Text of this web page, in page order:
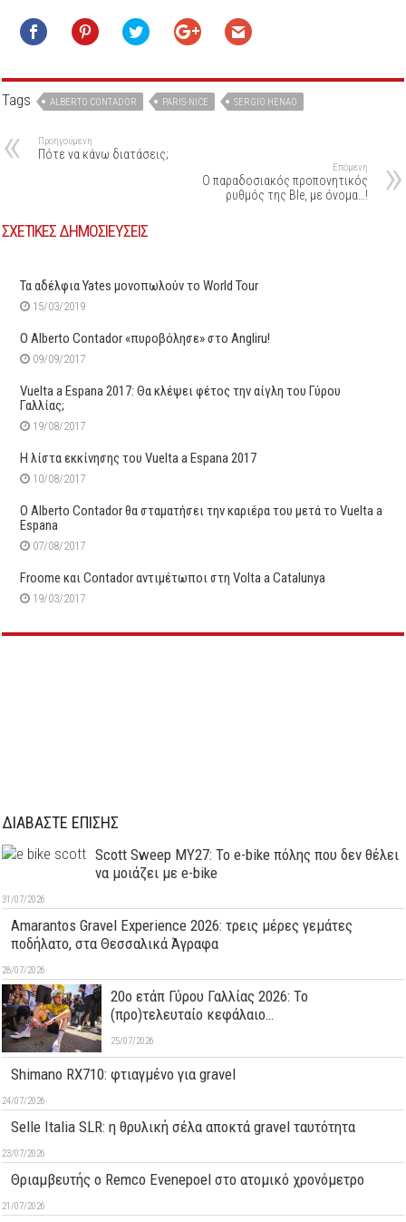
Tags ALBERTO CONTADOR PARIS-NICE SERGIO HENAO
Προηγούμενη
Πότε να κάνω διατάσεις;
Επόμενη
Ο παραδοσιακός προπονητικός
ρυθμός της Ble, με όνομα…!
ΣΧΕΤΙΚΕΣ ΔΗΜΟΣΙΕΥΣΕΙΣ
Τα αδέλφια Yates μονοπωλούν το World Tour
15/03/2019
Ο Alberto Contador «πυροβόλησε» στο Angliru!
09/09/2017
Vuelta a Espana 2017: Θα κλέψει φέτος την αίγλη του Γύρου
Γαλλίας;
19/08/2017
Η λίστα εκκίνησης του Vuelta a Espana 2017
10/08/2017
Ο Alberto Contador θα σταματήσει την καριέρα του μετά το Vuelta a
Espana
07/08/2017
Froome και Contador αντιμέτωποι στη Volta a Catalunya
19/03/2017
ΔΙΑΒΑΣΤΕ ΕΠΙΣΗΣ
Scott Sweep MY27: Το e-bike πόλης που δεν θέλει
να μοιάζει με e-bike
31/07/2026
Amarantos Gravel Experience 2026: τρεις μέρες γεμάτες
ποδήλατο, στα Θεσσαλικά Άγραφα
28/07/2026
20ο ετάπ Γύρου Γαλλίας 2026: Το
(προ)τελευταίο κεφάλαιο…
25/07/2026
Shimano RX710: φτιαγμένο για gravel
24/07/2026
Selle Italia SLR: η θρυλική σέλα αποκτά gravel ταυτότητα
23/07/2026
Θριαμβευτής ο Remco Evenepoel στο ατομικό χρονόμετρο
21/07/2026